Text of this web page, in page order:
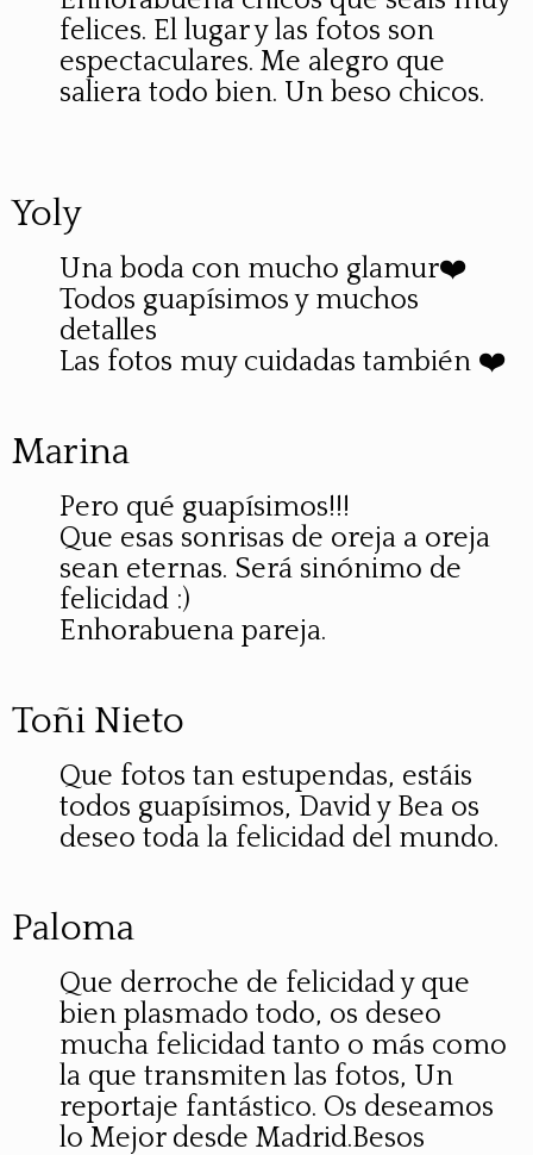
felices. El lugar y las fotos son
espectaculares. Me alegro que
saliera todo bien. Un beso chicos.
Yoly
Una boda con mucho glamur❤️
Todos guapísimos y muchos
detalles
Las fotos muy cuidadas también ❤️
Marina
Pero qué guapísimos!!!
Que esas sonrisas de oreja a oreja
sean eternas. Será sinónimo de
felicidad :)
Enhorabuena pareja.
Toñi Nieto
Que fotos tan estupendas, estáis
todos guapísimos, David y Bea os
deseo toda la felicidad del mundo.
Paloma
Que derroche de felicidad y que
bien plasmado todo, os deseo
mucha felicidad tanto o más como
la que transmiten las fotos, Un
reportaje fantástico. Os deseamos
lo Mejor desde Madrid.Besos